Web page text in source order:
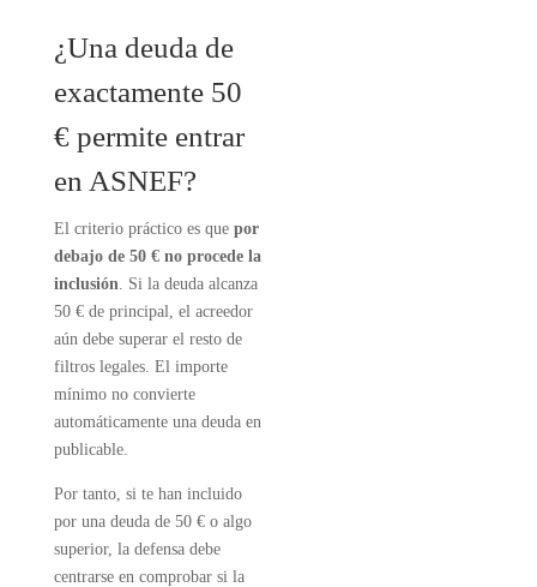
¿Una deuda de
exactamente 50
€ permite entrar
en ASNEF?
El criterio práctico es que por
debajo de 50 € no procede la
inclusión. Si la deuda alcanza
50 € de principal, el acreedor
aún debe superar el resto de
filtros legales. El importe
mínimo no convierte
automáticamente una deuda en
publicable.
Por tanto, si te han incluido
por una deuda de 50 € o algo
superior, la defensa debe
centrarse en comprobar si la